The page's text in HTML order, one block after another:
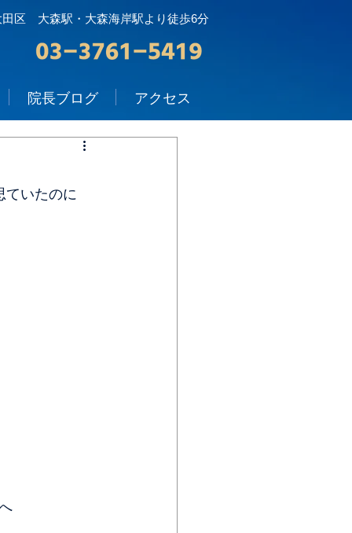
田区 大森駅・大森海岸駅より徒歩6分
院長ブログ アクセス
ていたのに